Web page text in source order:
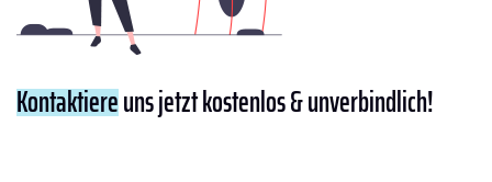
Kontaktiereuns jetzt kostenlos & unverbindlich!